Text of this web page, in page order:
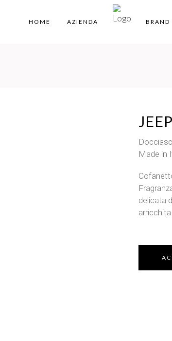
HOME AZIENDA BRAND
Made in
delicata